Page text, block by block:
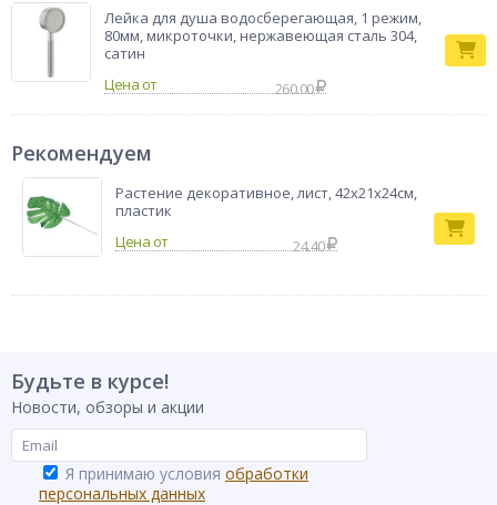
Лейка для душа водосберегающая, 1 режим,
80мм, микроточки, нержавеющая сталь 304,
сатин
Цена от
260.00
Рекомендуем
Растение декоративное, лист, 42x21x24см,
пластик
24.40
Будьте в курсе!
Новости, обзоры и акции
Я принимаю условия обработки
персональных данных